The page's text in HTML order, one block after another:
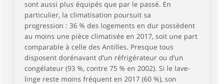
sont aussi plus équipés que par le passé. En
particulier, la climatisation poursuit sa
progression : 36 % des logements en dur possèdent
au moins une pièce climatisée en 2017, soit une part
comparable à celle des Antilles. Presque tous
disposent dorénavant d’un réfrigérateur ou d’un
congélateur (93 %, contre 75 % en 2002). Si le lave-
linge reste moins fréquent en 2017 (60 %), son